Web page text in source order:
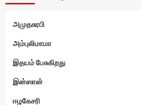
அமுதசுரபி
அம்புலிமாமா
இதயம் பேசுகிறது
இன்ஸான்
ஈழகேசரி